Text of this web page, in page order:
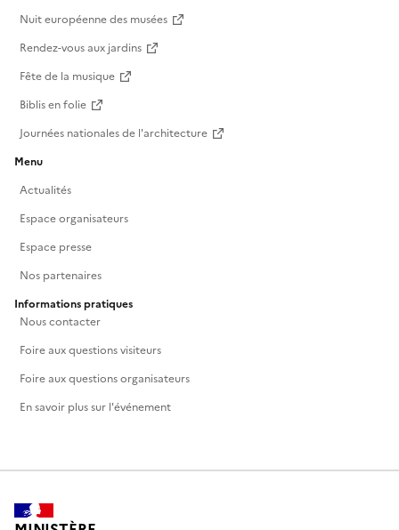
Nuit européenne des musées
Rendez-vous aux jardins
Fête de la musique
Biblis en folie
Journées nationales de l'architecture
Menu
Actualités
Espace organisateurs
Espace presse
Nos partenaires
Informations pratiques
Nous contacter
Foire aux questions visiteurs
Foire aux questions organisateurs
En savoir plus sur l'événement